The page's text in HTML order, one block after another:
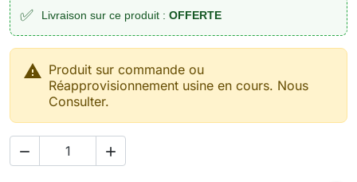
✅ Livraison sur ce produit : OFFERTE
 Produit sur commande ou
Réapprovisionnement usine en cours. Nous
Consulter.
 